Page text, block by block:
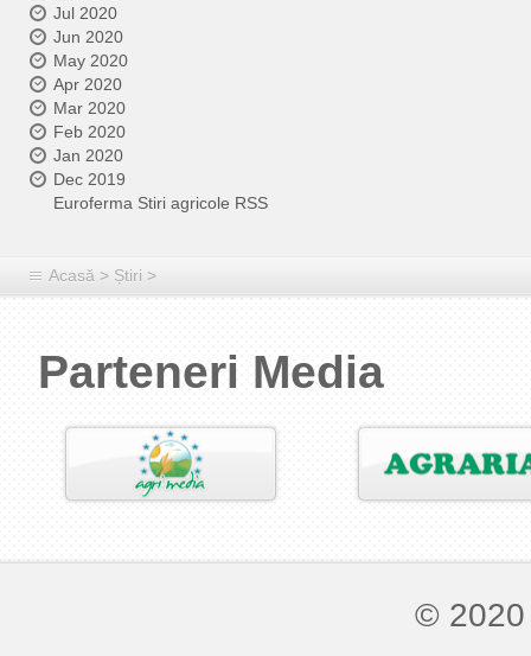
Jul 2020
Jun 2020
May 2020
Apr 2020
Mar 2020
Feb 2020
Jan 2020
Dec 2019
Euroferma Stiri agricole RSS
Acasă > Știri >
Parteneri Media
©